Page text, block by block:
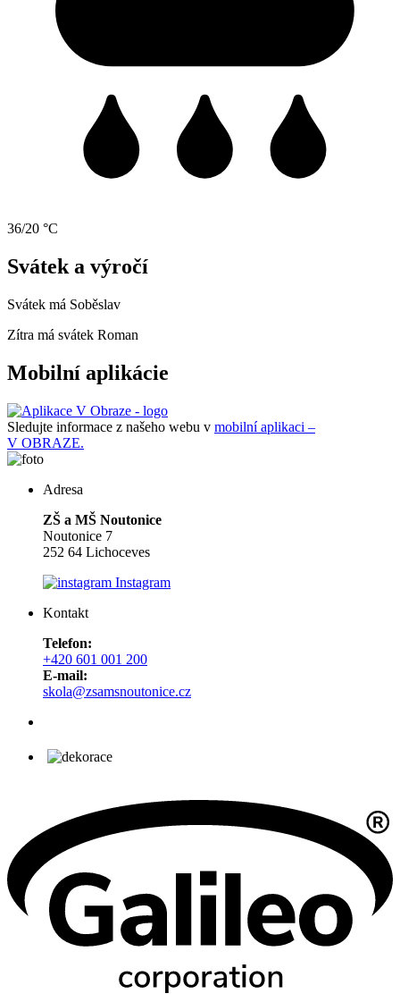
36/20 °C
Svátek a výročí
Svátek má Soběslav
Zítra má svátek Roman
Mobilní aplikácie
Sledujte informace z našeho webu v mobilní aplikaci –
V OBRAZE.
Adresa
ZŠ a MŠ Noutonice
Noutonice 7
252 64 Lichoceves
Instagram
Kontakt
Telefon:
+420 601 001 200
E-mail:
skola@zsamsnoutonice.cz